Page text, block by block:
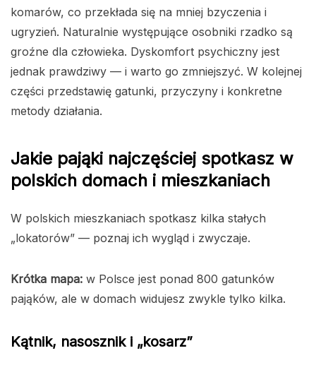
komarów, co przekłada się na mniej bzyczenia i
ugryzień. Naturalnie występujące osobniki rzadko są
groźne dla człowieka. Dyskomfort psychiczny jest
jednak prawdziwy — i warto go zmniejszyć. W kolejnej
części przedstawię gatunki, przyczyny i konkretne
metody działania.
Jakie pająki najczęściej spotkasz w
polskich domach i mieszkaniach
W polskich mieszkaniach spotkasz kilka stałych
„lokatorów” — poznaj ich wygląd i zwyczaje.
Krótka mapa: w Polsce jest ponad 800 gatunków
pająków, ale w domach widujesz zwykle tylko kilka.
Kątnik, nasosznik i „kosarz”